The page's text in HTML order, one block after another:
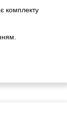
комплекту